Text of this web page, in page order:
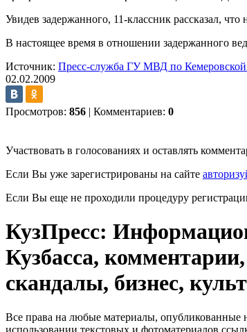
Увидев задержанного, 11-классник рассказал,
В настоящее время в отношении задержанного
Источник: Пресс-служба ГУ МВД по Кемеровской
02.02.2009
Просмотров: 856 | Комментариев: 0
Участвовать в голосованиях и оставлять
Если Вы уже зарегистрированы на сайте
Если Вы еще не проходили процедуру
КузПресс:
Кузбасса,
скандалы, бизнес,
Все права на любые материалы, опубликованные
использовании текстовых и фотоматериалов